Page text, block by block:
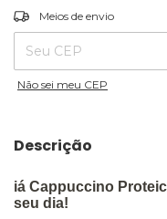
Entregas para o CEP:
Meios de envio
Não sei meu CEP
Descrição
iá Cappuccino
seu dia!